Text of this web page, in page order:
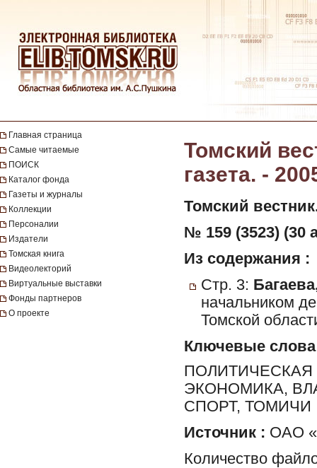
Главная страница
Самые читаемые
ПОИСК
Каталог фонда
Газеты и журналы
Коллекции
Персоналии
Издатели
Томская книга
Видеолекторий
Виртуальные выставки
Фонды партнеров
О проекте
Томский
газета. -
Томский
№ 159 (3523) (30
Из содержания :
Стр. 3:
начальником
Томской
Ключевые слова
ЭКОНОМИКА,
СПОРТ, ТОМИЧИ
Источник : ОАО
Количество